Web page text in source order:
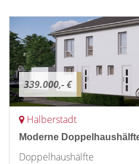
339.000,- €
Halberstadt
Moderne
Doppelhaushälfte